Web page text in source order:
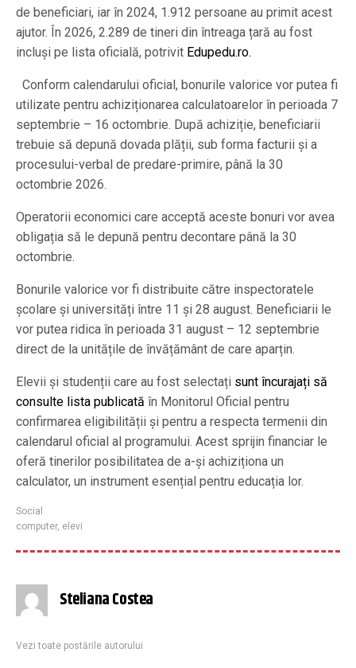
de beneficiari, iar în 2024, 1.912 persoane au primit acest
ajutor. În 2026, 2.289 de tineri din întreaga țară au fost
incluși pe lista oficială, potrivit Edupedu.ro.
Conform calendarului oficial, bonurile valorice vor putea fi
utilizate pentru achiziționarea calculatoarelor în perioada 7
septembrie – 16 octombrie. După achiziție, beneficiarii
trebuie să depună dovada plății, sub forma facturii și a
procesului-verbal de predare-primire, până la 30
octombrie 2026.
Operatorii economici care acceptă aceste bonuri vor avea
obligația să le depună pentru decontare până la 30
octombrie.
Bonurile valorice vor fi distribuite către inspectoratele
școlare și universități între 11 și 28 august. Beneficiarii le
vor putea ridica în perioada 31 august – 12 septembrie
direct de la unitățile de învățământ de care aparțin.
Elevii și studenții care au fost selectați sunt încurajați să
consulte lista publicată în Monitorul Oficial pentru
confirmarea eligibilității și pentru a respecta termenii din
calendarul oficial al programului. Acest sprijin financiar le
oferă tinerilor posibilitatea de a-și achiziționa un
calculator, un instrument esențial pentru educația lor.
Social
computer, elevi
Steliana Costea
Vezi toate postările autorului